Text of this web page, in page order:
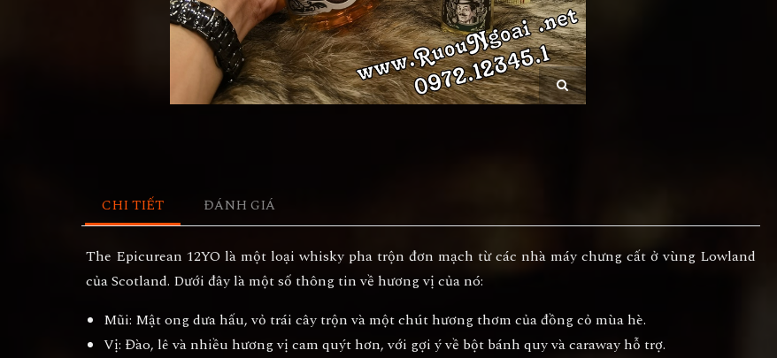
CHI TIẾT ĐÁNH GIÁ
The Epicurean 12YO là một loại whisky pha trộn đơn mạch từ các nhà máy chưng cất ở vùng Lowland
của Scotland. Dưới đây là một số thông tin về hương vị của nó:
Mũi: Mật ong dưa hấu, vỏ trái cây trộn và một chút hương thơm của đồng cỏ mùa hè.
Vị: Đào, lê và nhiều hương vị cam quýt hơn, với gợi ý về bột bánh quy và caraway hỗ trợ.